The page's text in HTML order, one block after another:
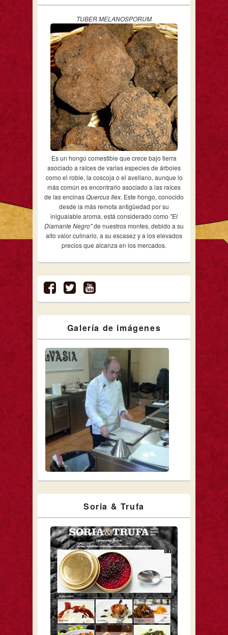
TUBER MELANOSPORUM
Es un hongo comestible que crece bajo tierra
asociado a raíces de varias especies de árboles
como el roble, la coscoja o el avellano, aunque lo
más común es encontrarlo asociado a las raíces
de las encinasQuercus Ilex. Este hongo, conocido
desde la más remota antigüedad por su
inigualable aroma, está considerado como "El
Diamante Negro"de nuestros montes, debido a su
alto valor culinario, a su escasez y a los elevados
precios que alcanza en los mercados.
Galería de imágenes
Soria & Trufa